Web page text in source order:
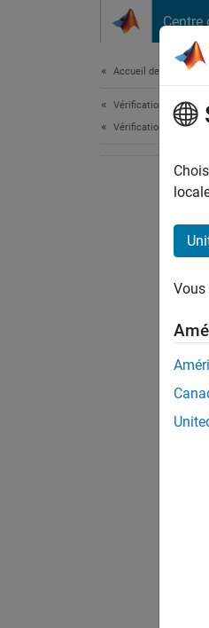
Centre
Accueil de la
Vérification,
Vérification de code
Vous